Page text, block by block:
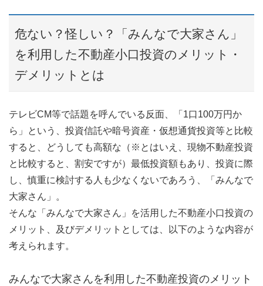
危ない？怪しい？「みんなで大家さん」
を利用した不動産小口投資のメリット・
デメリットとは
テレビCM等で話題を呼んでいる反面、「1口100万円か
ら」という、投資信託や暗号資産・仮想通貨投資等と比較
すると、どうしても高額な（※とはいえ、現物不動産投資
と比較すると、割安ですが）最低投資額もあり、投資に際
し、慎重に検討する人も少なくないであろう、「みんなで
大家さん」。
そんな「みんなで大家さん」を活用した不動産小口投資の
メリット、及びデメリットとしては、以下のような内容が
考えられます。
みんなで大家さんを利用した不動産投資のメリット